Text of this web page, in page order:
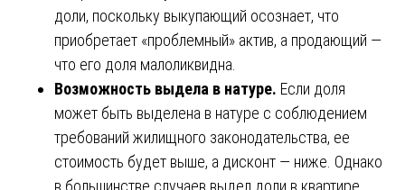
доли, поскольку выкупающий осознает, что
приобретает «проблемный» актив, а продающий —
что его доля малоликвидна.
Возможность выдела в натуре. Если доля
может быть выделена в натуре с соблюдением
требований жилищного законодательства, ее
стоимость будет выше, а дисконт — ниже. Однако
в большинстве случаев выдел доли в квартире